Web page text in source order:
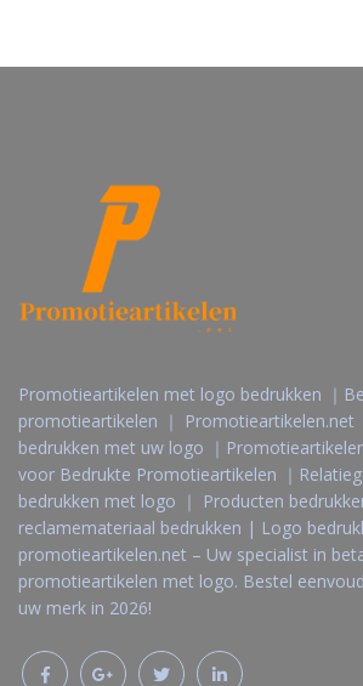
Promotieartikelen met logo bedrukken ｜
promotieartikelen ｜
bedrukken met uw logo ｜
voor Bedrukte Promotieartikelen ｜
bedrukken met logo ｜ Producten
reclamemateriaal bedrukken | Logo
promotieartikelen.net – Uw specialist in
promotieartikelen met logo. Bestel
uw merk in 2026!